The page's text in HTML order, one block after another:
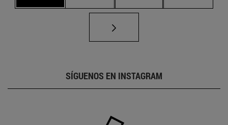
SÍGUENOS EN INSTAGRAM